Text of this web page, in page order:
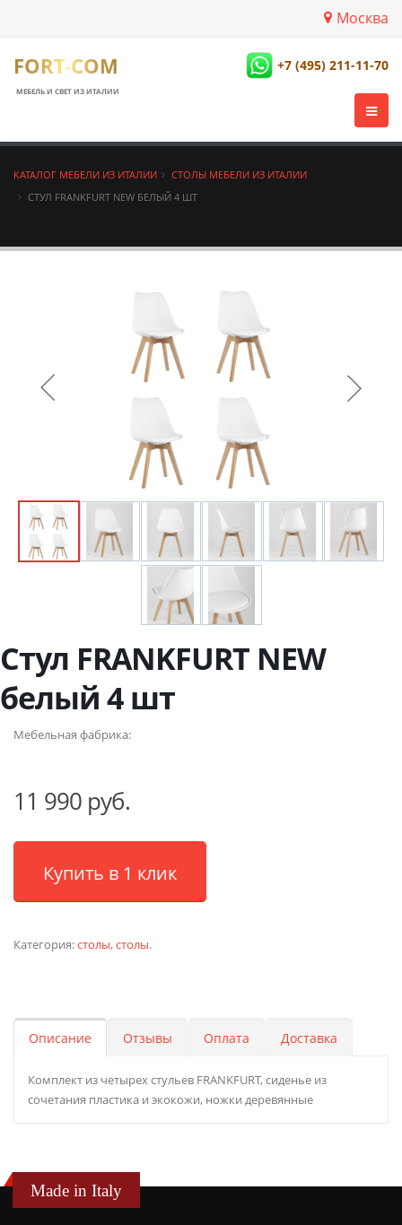
Москва
FORT-COM
МЕБЕЛЬ И СВЕТ ИЗ ИТАЛИИ
+7 (495) 211-11-70
КАТАЛОГ МЕБЕЛИ ИЗ ИТАЛИИ
СТОЛЫ МЕБЕЛИ ИЗ ИТАЛИИ
СТУЛ FRANKFURT NEW БЕЛЫЙ 4 ШТ
Стул FRANKFURT NEW
белый 4 шт
Мебельная фабрика:
11 990 руб.
Купить в 1 клик
Категория:столы,столы.
Описание Отзывы Оплата Доставка
Комплект из четырех стульев FRANKFURT, сиденье из
сочетания пластика и экокожи, ножки деревянные
Made in Italy